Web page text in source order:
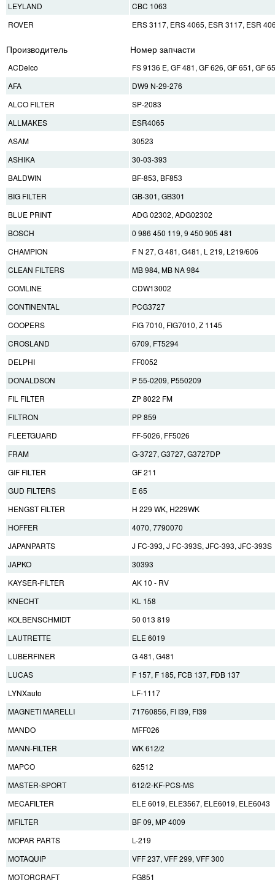
LEYLAND
CBC 1063
ROVER
ERS 3117, ERS 4065, ESR 3117, ESR
Производитель Номер запчасти
ACDelco
FS 9136 E, GF 481, GF 626, GF 651, GF
AFA
DW9 N-29-276
ALCO FILTER
SP-2083
ALLMAKES
ESR4065
ASAM
30523
ASHIKA
30-03-393
BALDWIN
BF-853, BF853
BIG FILTER
GB-301, GB301
BLUE PRINT
ADG 02302, ADG02302
BOSCH
0 986 450 119, 9 450 905 481
CHAMPION
F N 27, G 481, G481, L 219, L219/606
CLEAN FILTERS
MB 984, MB NA 984
COMLINE
CDW13002
CONTINENTAL
PCG3727
COOPERS
FIG 7010, FIG7010, Z 1145
CROSLAND
6709, FT5294
DELPHI
FF0052
DONALDSON
P 55-0209, P550209
FIL FILTER
ZP 8022 FM
FILTRON
PP 859
FLEETGUARD
FF-5026, FF5026
FRAM
G-3727, G3727, G3727DP
GIF FILTER
GF 211
GUD FILTERS
E 65
HENGST FILTER
H 229 WK, H229WK
HOFFER
4070, 7790070
JAPANPARTS
J FC-393, J FC-393S, JFC-393, JFC-393S
JAPKO
30393
KAYSER-FILTER
AK 10 - RV
KNECHT
KL 158
KOLBENSCHMIDT
50 013 819
LAUTRETTE
ELE 6019
LUBERFINER
G 481, G481
LUCAS
F 157, F 185, FCB 137, FDB 137
LYNXauto
LF-1117
MAGNETI MARELLI
71760856, FI I39, FI39
MANDO
MFF026
MANN-FILTER
WK 612/2
MAPCO
62512
MASTER-SPORT
612/2-KF-PCS-MS
MECAFILTER
ELE 6019, ELE3567, ELE6019, ELE6043
MFILTER
BF 09, MP 4009
MOPAR PARTS
L-219
MOTAQUIP
VFF 237, VFF 299, VFF 300
MOTORCRAFT
FG851